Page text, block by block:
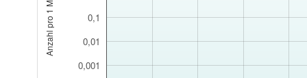
0,001
0,01
0,1